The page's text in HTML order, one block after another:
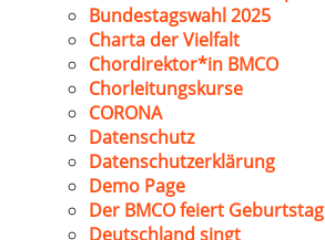
Bundestagswahl 2025
Charta der Vielfalt
Chordirektor*in BMCO
Chorleitungskurse
CORONA
Datenschutz
Datenschutzerklärung
Demo Page
Der BMCO feiert Geburtstag
Deutschland singt